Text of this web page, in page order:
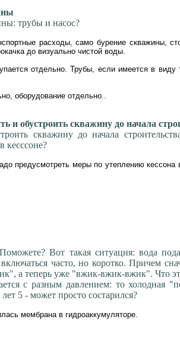
трубы и насос?
расходы, само бурение скважины,
до визуально чистой воды.
отдельно. Трубы, если имеется в виду
оборудование отдельно..
и обустроить скважину до начала
скважину до начала
кесссоне?
предусмотреть меры по утеплению кессона
Вот такая ситуация: вода
часто, но коротко. Причем
а теперь уже "вжик-вжик-вжик". Что
с разным давлением: то холодная
5 - может просто состарился?
мембрана в гидроаккумуляторе.